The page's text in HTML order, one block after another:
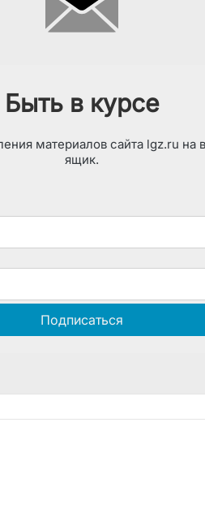
Быть в курсе
материалов сайта lgz.ru на
ящик.